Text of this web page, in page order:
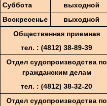
Суббота
выходной
Воскресенье
выходной
Общественная приемная
тел. : (4812) 38-89-39
Отдел судопроизводства по
гражданским делам
тел. : (4812) 38-32-20
Отдел судопроизводства по